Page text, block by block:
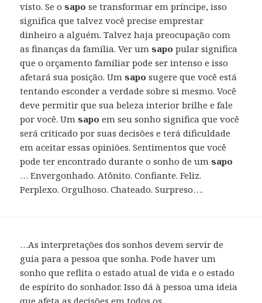
visto. Se osapo se transformar em príncipe, isso
significa que talvez você precise emprestar
dinheiro a alguém. Talvez haja preocupação com
as finanças da família. Ver umsapo pular significa
que o orçamento familiar pode ser intenso e isso
afetará sua posição. Umsapo sugere que você está
tentando esconder a verdade sobre si mesmo. Você
deve permitir que sua beleza interior brilhe e fale
por você. Umsapo em seu sonho significa que você
será criticado por suas decisões e terá dificuldade
em aceitar essas opiniões. Sentimentos que você
pode ter encontrado durante o sonho de umsapo
… Envergonhado. Atônito. Confiante. Feliz.
Perplexo. Orgulhoso. Chateado. Surpreso….
…As interpretações dos sonhos devem servir de
guia para a pessoa que sonha. Pode haver um
sonho que reflita o estado atual de vida e o estado
de espírito do sonhador. Isso dá à pessoa uma ideia